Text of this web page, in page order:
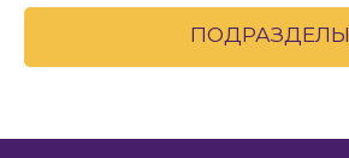
ПОДРАЗДЕЛЫ